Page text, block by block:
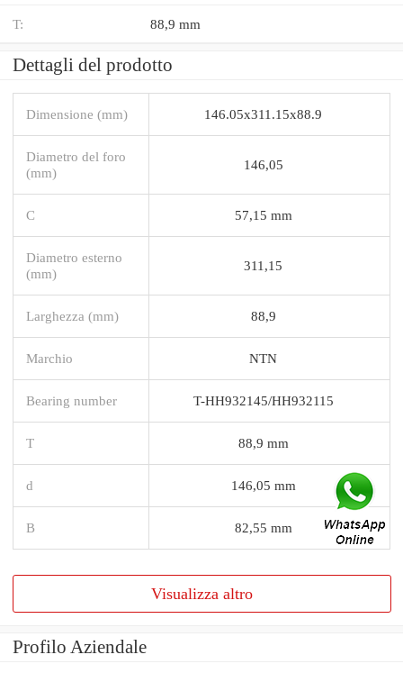
T: 88,9 mm
Dettagli del prodotto
Dimensione (mm) 146.05x311.15x88.9
Diametro del foro
(mm)
146,05
C 57,15 mm
Diametro esterno
(mm)
311,15
Larghezza (mm) 88,9
Marchio NTN
Bearing number T-HH932145/HH932115
T 88,9 mm
d 146,05 mm
B 82,55 mm
Visualizza altro
Profilo Aziendale